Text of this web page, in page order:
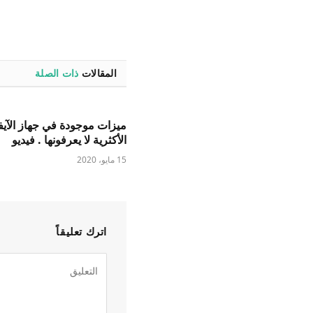
المقالات ذات الصلة
ميزات موجودة في جهاز
الأكثرية لا يعرفونها . فيديو
15 مايو، 2020
اترك تعليقاً